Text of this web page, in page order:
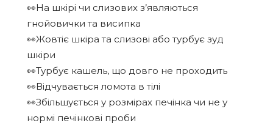
👀На шкірі чи слизових з’являються
гнойовички та висипка
👀Жовтіє шкіра та слизові або турбує зуд
шкіри
👀Турбує кашель, що довго не проходить
👀Відчувається ломота в тілі
👀Збільшується у розмірах печінка чи не у
нормі печінкові проби